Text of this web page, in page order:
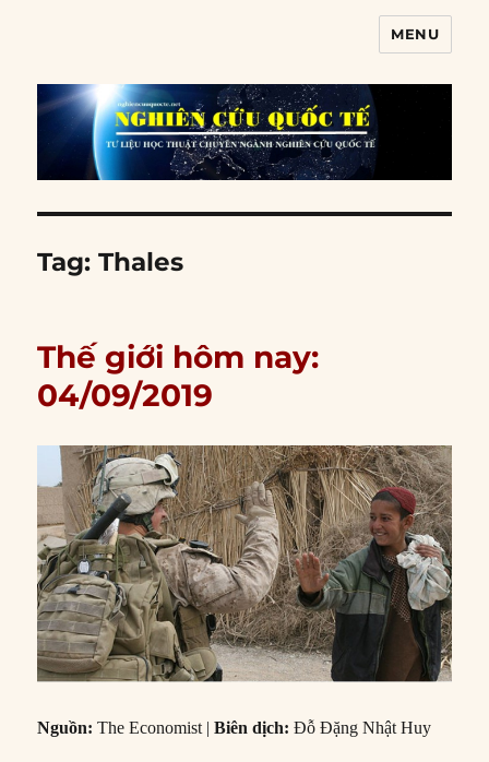
MENU
Tag:Thales
Thế giới hôm nay:
04/09/2019
Nguồn: The Economist |Biên dịch: Đỗ Đặng Nhật Huy